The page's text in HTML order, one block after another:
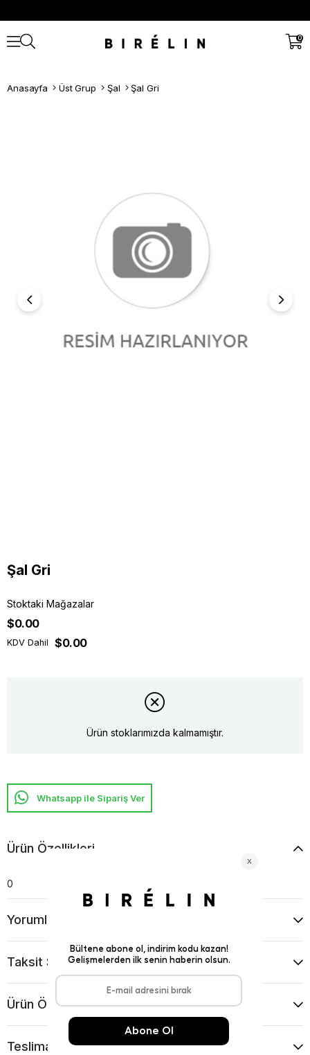
0
Anasayfa Üst Grup Şal Şal Gri
Şal Gri
Stoktaki Mağazalar
$0.00
KDV Dahil $0.00
Ürün stoklarımızda kalmamıştır.
Whatsapp ile Sipariş Ver
Ürün Özellikleri
0
Yorumlar
Taksit Seçenekleri
Ürün Önerileri
Teslimat Ve İade Koşulları